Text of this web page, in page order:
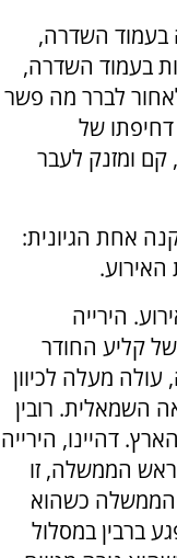
בעמוד השדרה,
בעמוד השדרה,
לברר מה פשר
של
קם ומזנק לעבר
אחת הגיונית:
הירייה
קליע החודר
מעלה לכיוון
השמאלית. רובין
דהיינו, הירייה
הממשלה, זו
הממשלה כשהוא
ברבין במסלול